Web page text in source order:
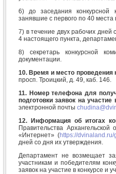
6) до заседания конкурсной
занявшие с первого по 40 места
7) в течение двух рабочих дней
4 настоящего пункта,
8) секретарь конкурсной
документации.
10. Время и место проведения
просп. Троицкий, д. 49, каб. 146.
11. Номер телефона для
подготовки заявок на
электронной почты
12. Информация об итогах
Правительства
«Интернет» (https://
дней со дня их утверждения.
Департамент не возмещает
участникам и победителям
заявок на участие в конкурсе и